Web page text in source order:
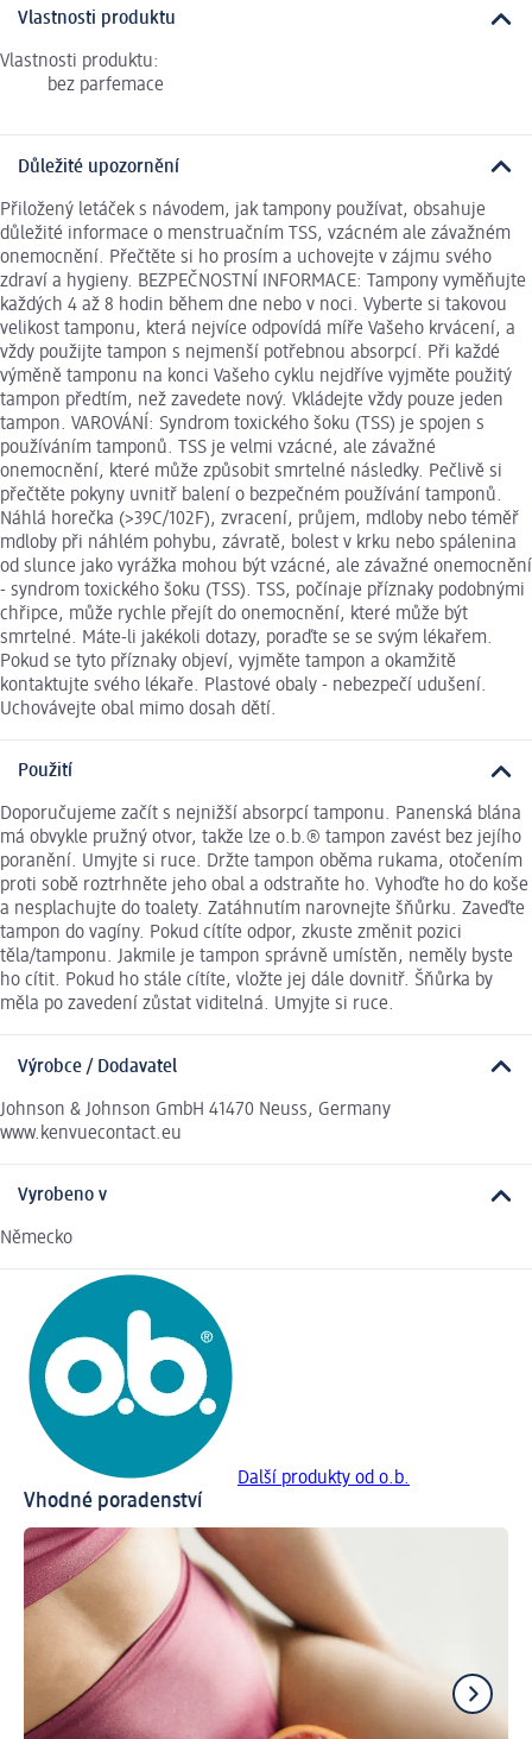
Vlastnosti produktu
Vlastnosti produktu:
bez parfemace
Důležité upozornění
Přiložený letáček s návodem, jak tampony používat, obsahuje
důležité informace o menstruačním TSS, vzácném ale závažném
onemocnění. Přečtěte si ho prosím a uchovejte v zájmu svého
zdraví a hygieny. BEZPEČNOSTNÍ INFORMACE: Tampony vyměňujte
každých 4 až 8 hodin během dne nebo v noci. Vyberte si takovou
velikost tamponu, která nejvíce odpovídá míře Vašeho krvácení, a
vždy použijte tampon s nejmenší potřebnou absorpcí. Při každé
výměně tamponu na konci Vašeho cyklu nejdříve vyjměte použitý
tampon předtím, než zavedete nový. Vkládejte vždy pouze jeden
tampon. VAROVÁNÍ: Syndrom toxického šoku (TSS) je spojen s
používáním tamponů. TSS je velmi vzácné, ale závažné
onemocnění, které může způsobit smrtelné následky. Pečlivě si
přečtěte pokyny uvnitř balení o bezpečném používání tamponů.
Náhlá horečka (>39C/102F), zvracení, průjem, mdloby nebo téměř
mdloby při náhlém pohybu, závratě, bolest v krku nebo spálenina
od slunce jako vyrážka mohou být vzácné, ale závažné onemocnění
- syndrom toxického šoku (TSS). TSS, počínaje příznaky podobnými
chřipce, může rychle přejít do onemocnění, které může být
smrtelné. Máte-li jakékoli dotazy, poraďte se se svým lékařem.
Pokud se tyto příznaky objeví, vyjměte tampon a okamžitě
kontaktujte svého lékaře. Plastové obaly - nebezpečí udušení.
Uchovávejte obal mimo dosah dětí.
Použití
Doporučujeme začít s nejnižší absorpcí tamponu. Panenská blána
má obvykle pružný otvor, takže lze o.b.® tampon zavést bez jejího
poranění. Umyjte si ruce. Držte tampon oběma rukama, otočením
proti sobě roztrhněte jeho obal a odstraňte ho. Vyhoďte ho do koše
a nesplachujte do toalety. Zatáhnutím narovnejte šňůrku. Zaveďte
tampon do vagíny. Pokud cítíte odpor, zkuste změnit pozici
těla/tamponu. Jakmile je tampon správně umístěn, neměly byste
ho cítit. Pokud ho stále cítíte, vložte jej dále dovnitř. Šňůrka by
měla po zavedení zůstat viditelná. Umyjte si ruce.
Výrobce / Dodavatel
Johnson & Johnson GmbH 41470 Neuss, Germany
www.kenvuecontact.eu
Vyrobeno v
Německo
Další produkty od o.b.
Vhodné poradenství